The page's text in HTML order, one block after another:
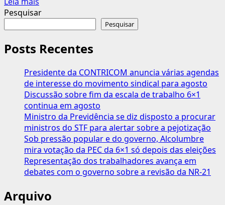
mais
prevê
mínimo
de
R$
1.509
em
25:
aumento
de
6,87%
Pesquisar
Pesquisar
Posts Recentes
Presidente da CONTRICOM anuncia várias agendas
de interesse do movimento sindical para agosto
Discussão sobre fim da escala de trabalho 6×1
continua em agosto
Ministro da Previdência se diz disposto a procurar
ministros do STF para alertar sobre a pejotização
Sob pressão popular e do governo, Alcolumbre
mira votação da PEC da 6×1 só depois das eleições
Representação dos trabalhadores avança em
debates com o governo sobre a revisão da NR-21
Arquivo